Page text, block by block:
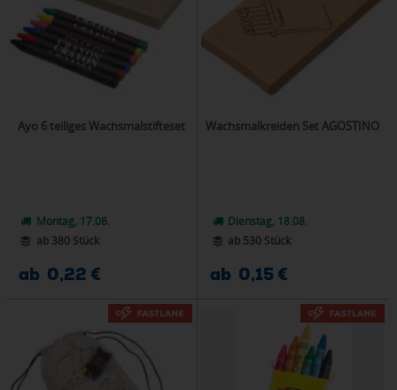
Ayo 6 teiliges Wachsmalstifteset
Montag, 17.08.
ab 380 Stück
ab 0,22 €
Wachsmalkreiden Set AGOSTINO
Dienstag, 18.08.
ab 530 Stück
ab 0,15 €